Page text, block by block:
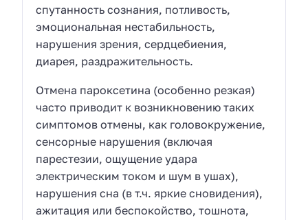
спутанность сознания, потливость,
эмоциональная нестабильность,
нарушения зрения, сердцебиения,
диарея, раздражительность.
Отмена пароксетина (особенно резкая)
часто приводит к возникновению таких
симптомов отмены, как головокружение,
сенсорные нарушения (включая
парестезии, ощущение удара
электрическим током и шум в ушах),
нарушения сна (в т.ч. яркие сновидения),
ажитация или беспокойство, тошнота,